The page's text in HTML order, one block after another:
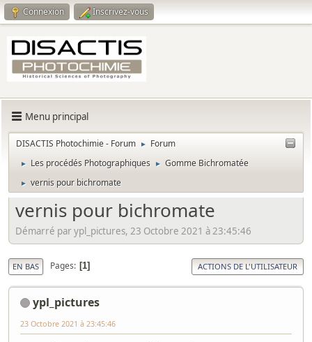
Connexion Inscrivez-vous
Menu principal
DISACTIS Photochimie - Forum ► Forum
► Les procédés Photographiques ► Gomme Bichromatée
► vernis pour bichromate
vernis pour bichromate
Démarré par ypl_pictures, 23 Octobre 2021 à 23:45:46
EN BAS Pages 1 ACTIONS DE L'UTILISATEUR
ypl_pictures
23 Octobre 2021 à 23:45:46